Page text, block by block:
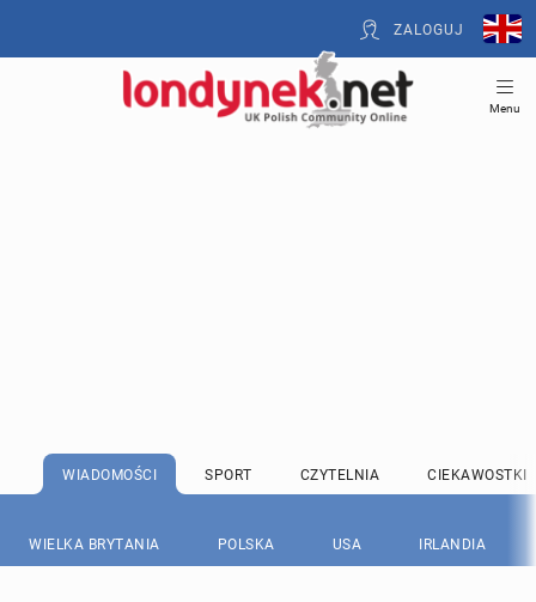
ZALOGUJ
Menu
WIADOMOŚCI SPORT CZYTELNIA CIEKAWOSTKI
WIELKA BRYTANIA POLSKA USA IRLANDIA